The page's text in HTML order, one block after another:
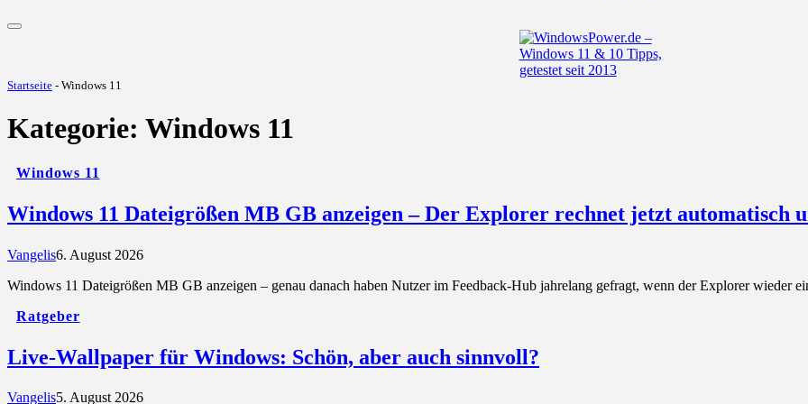
Startseite - Windows 11
Kategorie: Windows 11
Windows 11
Windows 11 Dateigrößen MB GB anzeigen – Der Explorer rechnet jetzt automatisch
Vangelis6. August 2026
Windows 11 Dateigrößen MB GB anzeigen – genau danach haben Nutzer im Feedback-Hub jahrelang gefragt, wenn der Explorer wieder
Ratgeber
Live-Wallpaper für Windows: Schön, aber auch sinnvoll?
Vangelis5. August 2026